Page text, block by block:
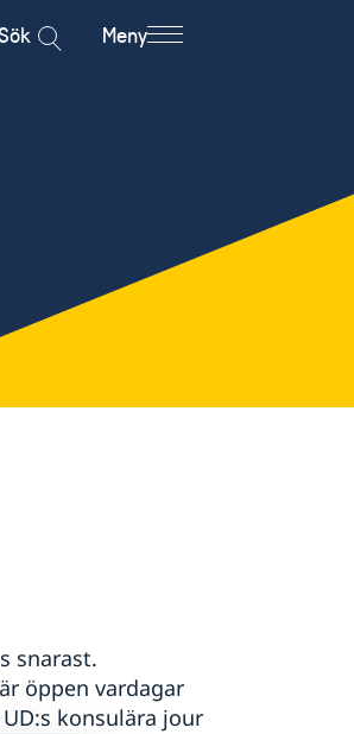
Meny
snarast.
öppen vardagar
konsulära jour